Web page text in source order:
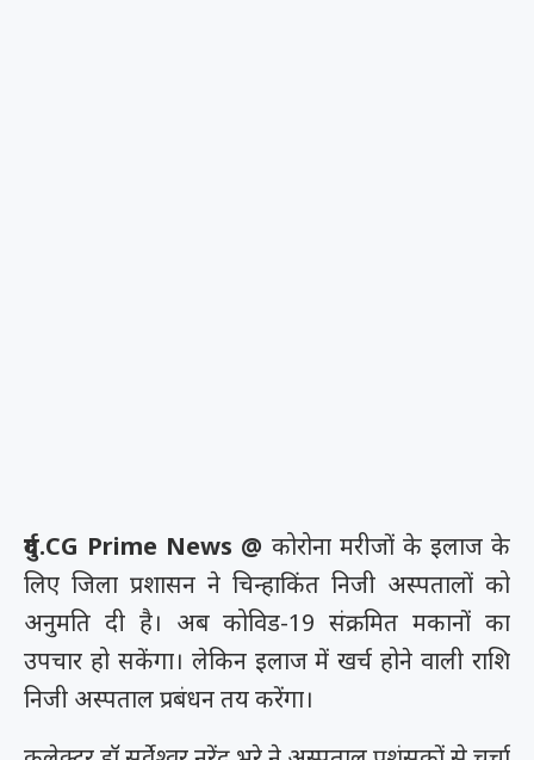
दुर्ग.CG Prime News @ कोरोना मरीजों के इलाज के
लिए जिला प्रशासन ने चिन्हाकिंत निजी अस्पतालों को
अनुमति दी है। अब कोविड-19 संक्रमित मकानों का
उपचार हो सकेंगा। लेकिन इलाज में खर्च होने वाली राशि
निजी अस्पताल प्रबंधन तय करेंगा।